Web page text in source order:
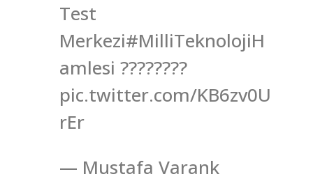
Test
Merkezi#MilliTeknolojiH
amlesi ????????
pic.twitter.com/KB6zv0U
rEr
— Mustafa Varank